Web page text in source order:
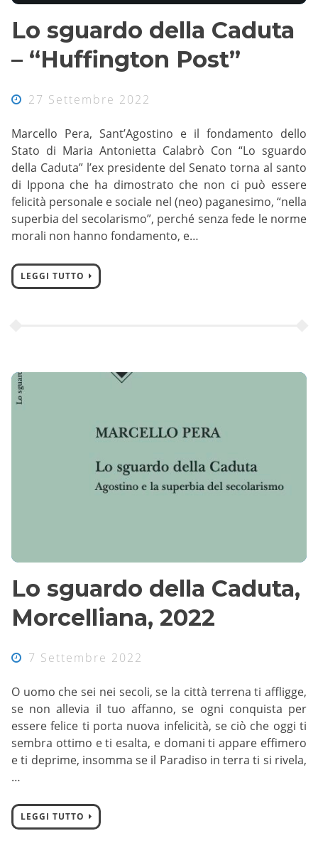
Lo sguardo della Caduta
– “Huffington Post”
27 Settembre 2022
Marcello Pera, Sant’Agostino e il fondamento dello
Stato di Maria Antonietta Calabrò Con “Lo sguardo
della Caduta” l’ex presidente del Senato torna al santo
di Ippona che ha dimostrato che non ci può essere
felicità personale e sociale nel (neo) paganesimo, “nella
superbia del secolarismo”, perché senza fede le norme
morali non hanno fondamento, e…
LEGGI TUTTO
Lo sguardo della Caduta,
Morcelliana, 2022
7 Settembre 2022
O uomo che sei nei secoli, se la città terrena ti affligge,
se non allevia il tuo affanno, se ogni conquista per
essere felice ti porta nuova infelicità, se ciò che oggi ti
sembra ottimo e ti esalta, e domani ti appare effimero
e ti deprime, insomma se il Paradiso in terra ti si rivela,
…
LEGGI TUTTO